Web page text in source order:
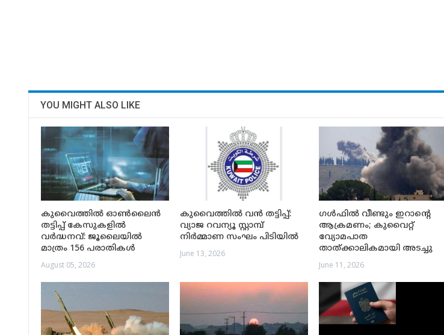
YOU MIGHT ALSO LIKE
കുവൈത്തിൽ ഓൺലൈൻ
തട്ടിപ്പ് കേസുകളിൽ
വർദ്ധനവ്: ജൂലൈയിൽ
മാത്രം 156 പരാതികൾ
August 05, 2026
കുവൈത്തിൽ വൻ തട്ടിപ്പ്:
വ്യാജ റവന്യൂ സ്റ്റാമ്പ്
നിർമ്മാണ സംഘം പിടിയിൽ
June 13, 2026
ഗൾഫിൽ വീണ്ടും ഇറാന്റെ
ആക്രമണം; കുവൈറ്റ്
വ്യോമപാത
താത്ക്കാലികമായി അടച്ചു
June 11, 2026